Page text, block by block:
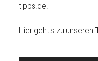
tipps.de.
Hier geht's zu unseren